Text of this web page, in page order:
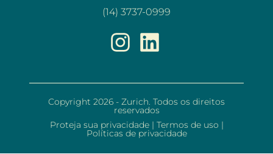
(14) 3737-0999
Copyright 2026 - Zurich. Todos os direitos
reservados
Proteja sua privacidade | Termos de uso |
Políticas de privacidade